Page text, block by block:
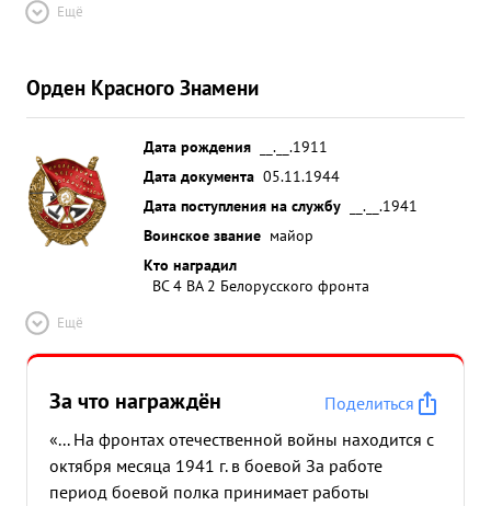
Командования тов. БАШК РОВА, эс адрилья
сопрот в результате боевой работы
подразделения уничтожено извыве анного
самолетов 60%.д. вагонов 50 орудий разного
калиб ...»
Ещё
Орден Красного Знамени
Дата рождения
__.__.1911
Дата документа 05.11.1944
Дата поступления на службу
__.__.1941
Воинское звание майор
Кто наградил
ВС 4 ВА 2 Белорусского фронта
Ещё
За что награждён
Поделиться
«... На фронтах отечественной войны находится с
октября месяца 1941 г. в боевой За работе
период боевой полка принимает работы